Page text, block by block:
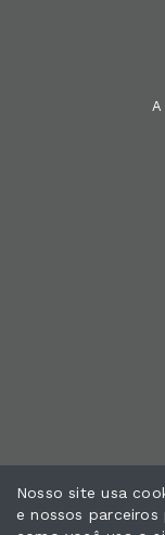
Nosso site usa
e nossos